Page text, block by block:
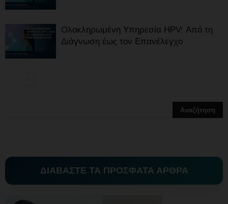
Ολοκληρωμένη Υπηρεσία HPV: Από τη
Διάγνωση έως τον Επανέλεγχο
ΔΙΑΒΑΣΤΕ ΤΑ ΠΡΟΣΦΑΤΑ ΑΡΘΡΑ